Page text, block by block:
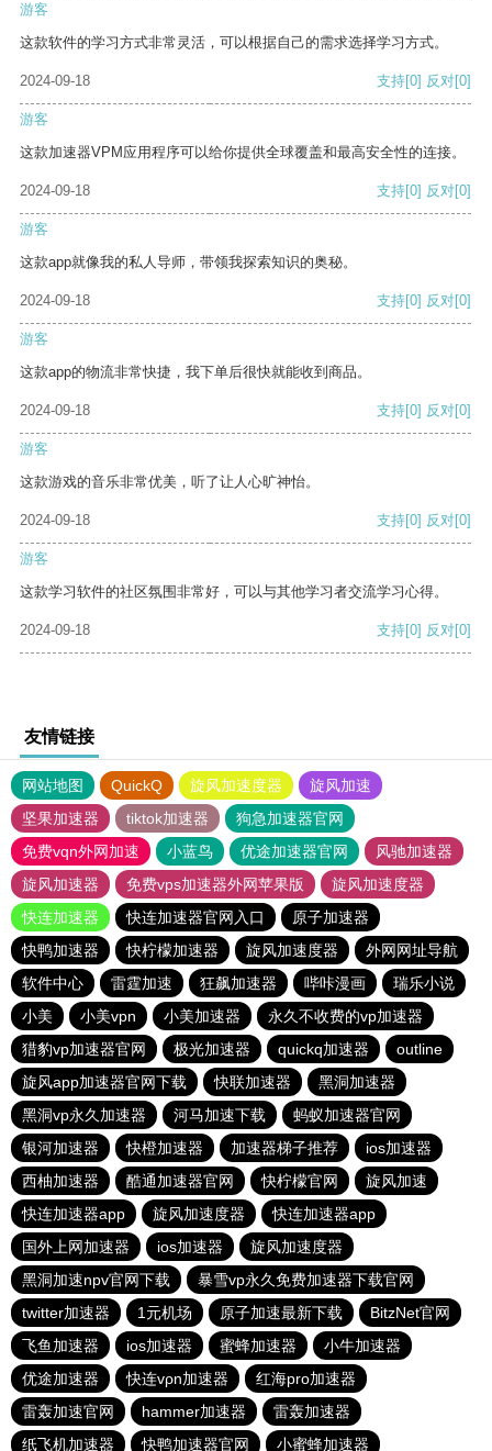
游客
这款软件的学习方式非常灵活，可以根据自己的需求选择学习方式。
2024-09-18 支持[0] 反对[0]
游客
这款加速器VPM应用程序可以给你提供全球覆盖和最高安全性的连接。
2024-09-18 支持[0] 反对[0]
游客
这款app就像我的私人导师，带领我探索知识的奥秘。
2024-09-18 支持[0] 反对[0]
游客
这款app的物流非常快捷，我下单后很快就能收到商品。
2024-09-18 支持[0] 反对[0]
游客
这款游戏的音乐非常优美，听了让人心旷神怡。
2024-09-18 支持[0] 反对[0]
游客
这款学习软件的社区氛围非常好，可以与其他学习者交流学习心得。
2024-09-18 支持[0] 反对[0]
友情链接
网站地图 QuickQ 旋风加速度器
旋风加速
坚果加速器
tiktok加速器
狗急加速器官网
免费vqn外网加速
小蓝鸟 优途加速器官网
风驰加速器
旋风加速器
免费vps加速器外网苹果版
旋风加速度器
快连加速器
快连加速器官网入口
原子加速器
快鸭加速器
快柠檬加速器 旋风加速度器
外网网址导航
软件中心
雷霆加速 狂飙加速器 哔咔漫画
瑞乐小说
小美
小美vpn 小美加速器
永久不收费的vp加速器
猎豹vp加速器官网
极光加速器 quickq加速器
outline
旋风app加速器官网下载
快联加速器
黑洞加速器
黑洞vp永久加速器
河马加速下载
蚂蚁加速器官网
银河加速器
快橙加速器 加速器梯子推荐
ios加速器
西柚加速器
酷通加速器官网 快柠檬官网
旋风加速
快连加速器app
旋风加速度器
快连加速器app
国外上网加速器
ios加速器
旋风加速度器
黑洞加速npv官网下载
暴雪vp永久免费加速器下载官网
twitter加速器
1元机场 原子加速最新下载
BitzNet官网
飞鱼加速器
ios加速器 蜜蜂加速器
小牛加速器
优途加速器
快连vρn加速器
红海pro加速器
雷轰加速官网
hammer加速器
雷轰加速器
纸飞机加速器
快鸭加速器官网 小蜜蜂加速器